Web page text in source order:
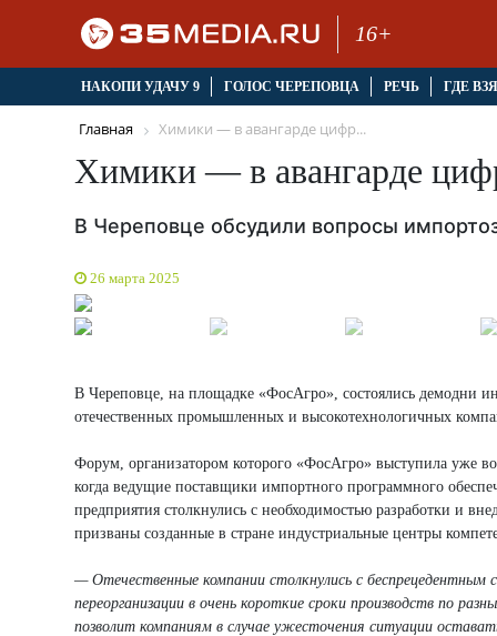
16+
НАКОПИ УДАЧУ 9 ГОЛОС ЧЕРЕПОВЦА РЕЧЬ ГДЕ
Главная Химики — в авангарде цифр...
Химики — в авангарде
В Череповце обсудили вопросы
26 марта 2025
В Череповце, на площадке «ФосАгро», состоялись демодни
отечественных промышленных и высокотехнологичных
Форум, организатором которого «ФосАгро» выступила уже
когда ведущие поставщики импортного программного
предприятия столкнулись с необходимостью разработки и
призваны созданные в стране индустриальные центры
— Отечественные компании столкнулись с
переорганизации в очень короткие сроки производств по
позволит компаниям в случае ужесточения ситуации